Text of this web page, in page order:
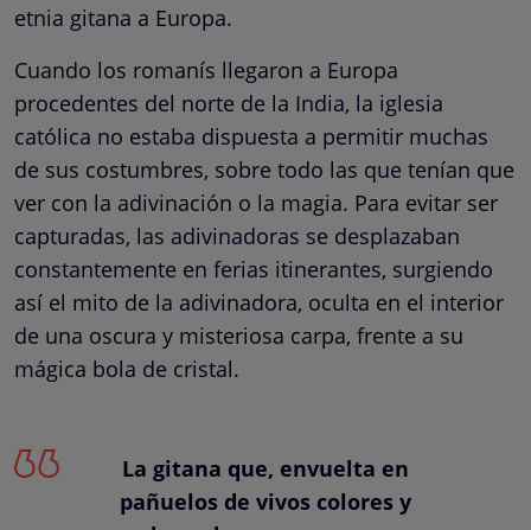
etnia gitana a Europa.
Cuando los romanís llegaron a Europa
procedentes del norte de la India, la iglesia
católica no estaba dispuesta a permitir muchas
de sus costumbres, sobre todo las que tenían que
ver con la adivinación o la magia. Para evitar ser
capturadas, las adivinadoras se desplazaban
constantemente en ferias itinerantes, surgiendo
así el mito de la adivinadora, oculta en el interior
de una oscura y misteriosa carpa, frente a su
mágica bola de cristal.
La gitana que, envuelta en
pañuelos de vivos colores y